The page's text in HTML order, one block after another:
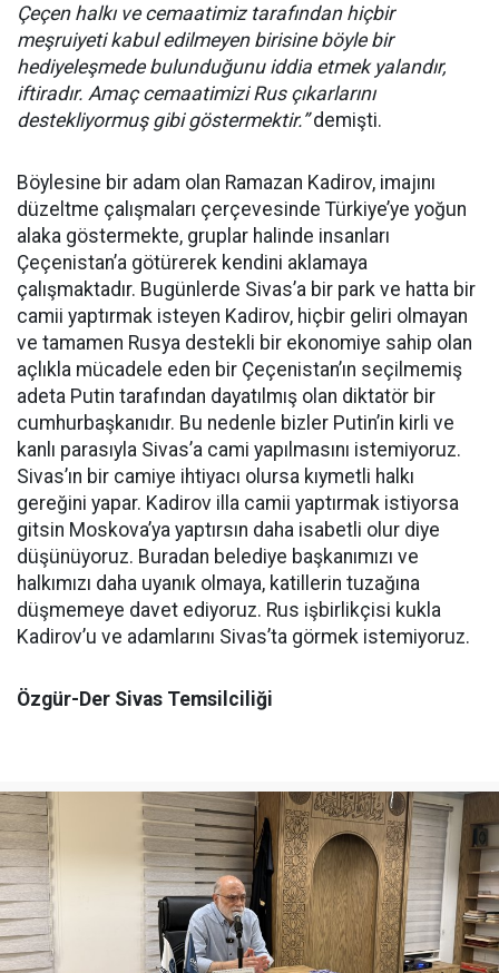
Çeçen halkı ve cemaatimiz tarafından hiçbir
meşruiyeti kabul edilmeyen birisine böyle bir
hediyeleşmede bulunduğunu iddia etmek yalandır,
iftiradır. Amaç cemaatimizi Rus çıkarlarını
destekliyormuş gibi göstermektir.”demişti.
Böylesine bir adam olan Ramazan Kadirov, imajını
düzeltme çalışmaları çerçevesinde Türkiye’ye yoğun
alaka göstermekte, gruplar halinde insanları
Çeçenistan’a götürerek kendini aklamaya
çalışmaktadır. Bugünlerde Sivas’a bir park ve hatta bir
camii yaptırmak isteyen Kadirov, hiçbir geliri olmayan
ve tamamen Rusya destekli bir ekonomiye sahip olan
açlıkla mücadele eden bir Çeçenistan’ın seçilmemiş
adeta Putin tarafından dayatılmış olan diktatör bir
cumhurbaşkanıdır. Bu nedenle bizler Putin’in kirli ve
kanlı parasıyla Sivas’a cami yapılmasını istemiyoruz.
Sivas’ın bir camiye ihtiyacı olursa kıymetli halkı
gereğini yapar. Kadirov illa camii yaptırmak istiyorsa
gitsin Moskova’ya yaptırsın daha isabetli olur diye
düşünüyoruz. Buradan belediye başkanımızı ve
halkımızı daha uyanık olmaya, katillerin tuzağına
düşmemeye davet ediyoruz. Rus işbirlikçisi kukla
Kadirov’u ve adamlarını Sivas’ta görmek istemiyoruz.
Özgür-Der Sivas Temsilciliği